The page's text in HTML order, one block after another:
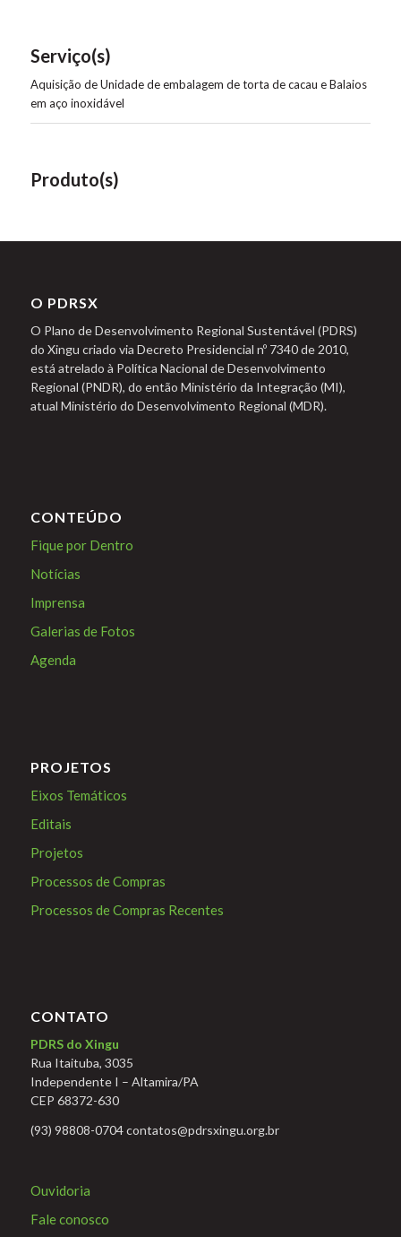
Serviço(s)
Aquisição de Unidade de embalagem de torta de cacau e Balaios
em aço inoxidável
Produto(s)
O PDRSX
O Plano de Desenvolvimento Regional Sustentável (PDRS)
do Xingu criado via Decreto Presidencial nº 7340 de 2010,
está atrelado à Política Nacional de Desenvolvimento
Regional (PNDR), do então Ministério da Integração (MI),
atual Ministério do Desenvolvimento Regional (MDR).
CONTEÚDO
Fique por Dentro
Notícias
Imprensa
Galerias de Fotos
Agenda
PROJETOS
Eixos Temáticos
Editais
Projetos
Processos de Compras
Processos de Compras Recentes
CONTATO
PDRS do Xingu
Rua Itaituba, 3035
Independente I – Altamira/PA
CEP 68372-630
(93) 98808-0704 contatos@pdrsxingu.org.br
Ouvidoria
Fale conosco